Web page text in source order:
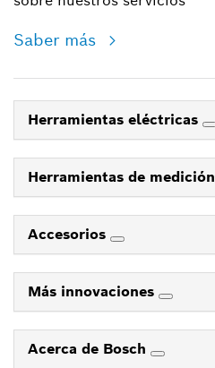
Saber más
Herramientas eléctricas
Herramientas de medición
Accesorios
Más innovaciones
Acerca de Bosch